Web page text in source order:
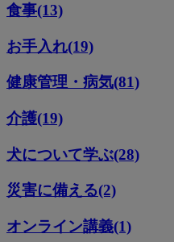
食事(13)
お手入れ(19)
健康管理・病気(81)
介護(19)
犬について学ぶ(28)
災害に備える(2)
オンライン講義(1)